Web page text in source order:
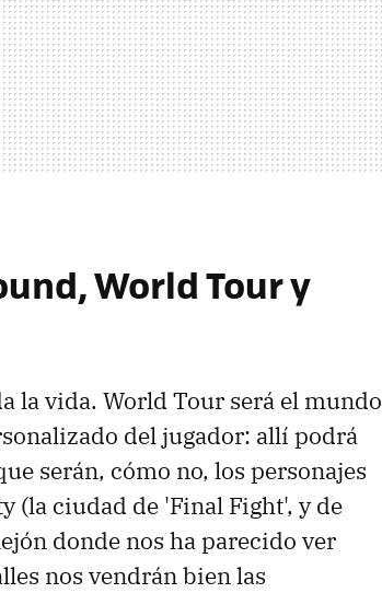
World Tour y
la vida. World Tour será el mundo
del jugador: allí podrá
serán, cómo no, los personajes
(la ciudad de 'Final Fight', y de
donde nos ha parecido ver
nos vendrán bien las